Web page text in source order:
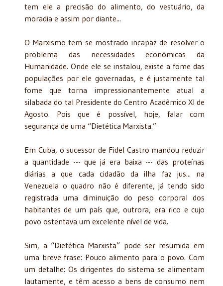
tem ele a precisão do alimento, do vestuário, da
moradia e assim por diante...
O Marxismo tem se mostrado incapaz de resolver o
problema das necessidades econômicas da
Humanidade. Onde ele se instalou, existe a fome das
populações por ele governadas, e é justamente tal
fome que torna impressionantemente atual a
silabada do tal Presidente do Centro Acadêmico XI de
Agosto. Pois que é possível, hoje, falar com
segurança de uma “Dietética Marxista.”
Em Cuba, o sucessor de Fidel Castro mandou reduzir
a quantidade --- que já era baixa --- das proteínas
diárias a que cada cidadão da ilha faz jus... na
Venezuela o quadro não é diferente, já tendo sido
registrada uma diminuição do peso corporal dos
habitantes de um país que, outrora, era rico e cujo
povo ostentava um excelente nível de vida.
Sim, a “Dietética Marxista” pode ser resumida em
uma breve frase: Pouco alimento para o povo. Com
um detalhe: Os dirigentes do sistema se alimentam
lautamente, e têm acesso a bens de consumo nem